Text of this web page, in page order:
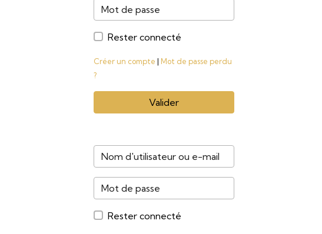
Rester connecté
Créer un compte | Mot de passe perdu
?
Valider
Rester connecté